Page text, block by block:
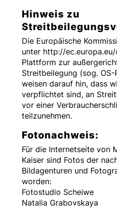
Hinweis zu
Die Europäische
unter http://
Plattform zur
Streitbeilegung (sog.
weisen darauf hin, dass
verpflichtet sind, an
vor einer
teilzunehmen.
Fotonachweis:
Für die Internetseite von
Kaiser sind Fotos der
Bildagenturen und
worden:
Fotostudio Scheiwe
Natalia Grabovskaya